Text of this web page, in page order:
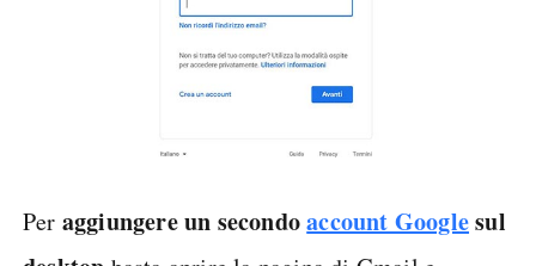
Per aggiungere un secondoaccount Googlesul